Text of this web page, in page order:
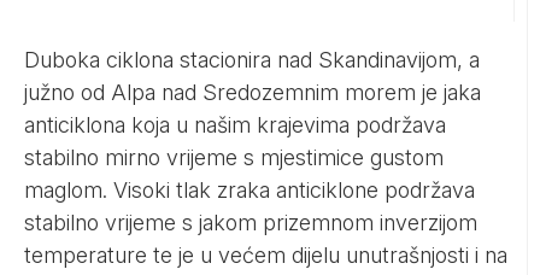
Duboka ciklona stacionira nad Skandinavijom, a
južno od Alpa nad Sredozemnim morem je jaka
anticiklona koja u našim krajevima podržava
stabilno mirno vrijeme s mjestimice gustom
maglom. Visoki tlak zraka anticiklone podržava
stabilno vrijeme s jakom prizemnom inverzijom
temperature te je u većem dijelu unutrašnjosti i na